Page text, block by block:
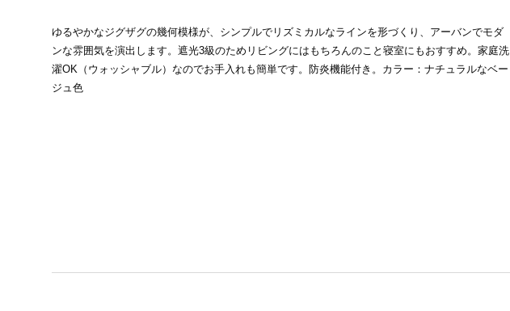
ゆるやかなジグザグの幾何模様が、シンプルでリズミカルなラインを形づくり、アーバンでモダ
ンな雰囲気を演出します。遮光3級のためリビングにはもちろんのこと寝室にもおすすめ。家庭洗
濯OK（ウォッシャブル）なのでお手入れも簡単です。防炎機能付き。カラー：ナチュラルなベー
ジュ色